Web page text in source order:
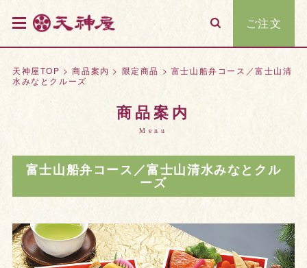
ご注文
天神屋TOP >商品案内 > 限定商品 > 富士山船弁コース／富士山清
水みなとクルーズ
商品案内
Menu
富士山船弁コース／富士山清水みなとクル
ーズ